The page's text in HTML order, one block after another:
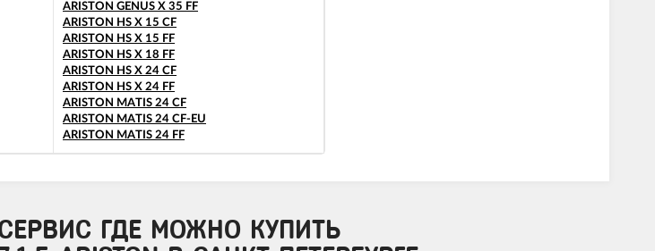
ARISTON GENUS X 35 FF
ARISTON HS X 15 CF
ARISTON HS X 15 FF
ARISTON HS X 18 FF
ARISTON HS X 24 CF
ARISTON HS X 24 FF
ARISTON MATIS 24 CF
ARISTON MATIS 24 CF-EU
ARISTON MATIS 24 FF
ГДЕ МОЖНО КУПИТЬ